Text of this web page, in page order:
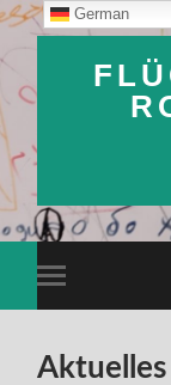
Menü
Aktuelles
German